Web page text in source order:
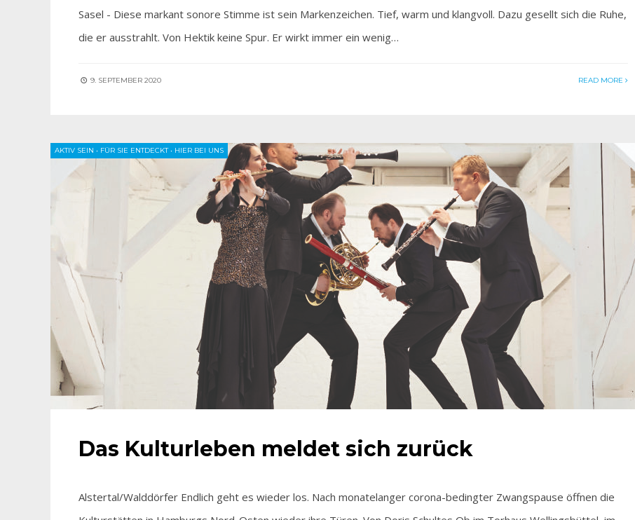
Sasel - Diese markant sonore Stimme ist sein Markenzeichen. Tief, warm und klangvoll. Dazu gesellt sich die Ruhe,
die er ausstrahlt. Von Hektik keine Spur. Er wirkt immer ein wenig…
9. SEPTEMBER 2020 READ MORE
AKTIV SEIN • FÜR SIE ENTDECKT• HIER BEI UNS
Das Kulturleben meldet sich zurück
Alstertal/Walddörfer Endlich geht es wieder los. Nach monatelanger corona-bedingter Zwangspause öffnen die